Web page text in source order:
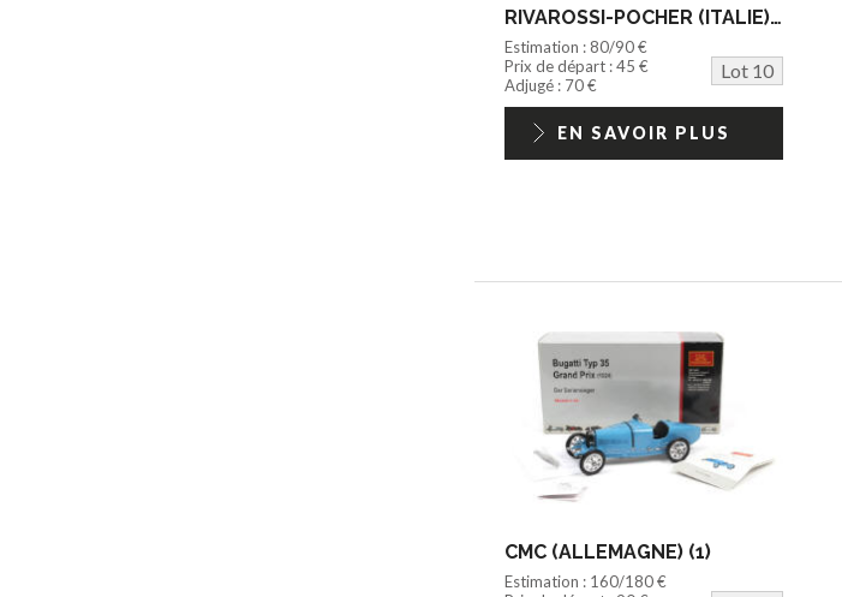
RIVAROSSI-POCHER (ITALIE) (1)
Estimation : 80/90 €
Prix de départ : 45 €
Lot 10
Adjugé : 70 €
EN SAVOIR PLUS
CMC (ALLEMAGNE) (1)
Estimation : 160/180 €